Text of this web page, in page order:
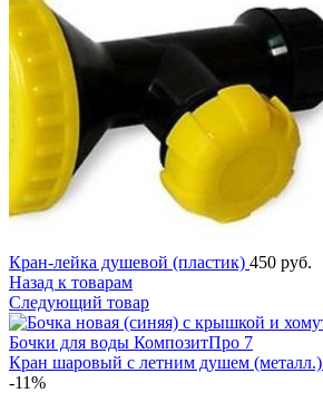
Кран-лейка душевой (пластик) 450 руб.
Назад к товарам
Следующий товар
Кран шаровый с летним душем (металл.)
-11%